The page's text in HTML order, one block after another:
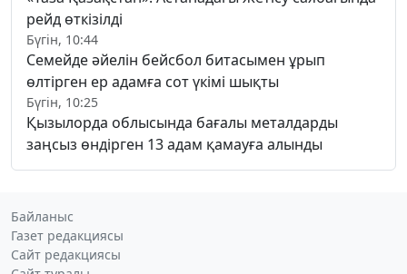
рейд өткізілді
Бүгін, 10:44
Семейде әйелін бейсбол битасымен ұрып
өлтірген ер адамға сот үкімі шықты
Бүгін, 10:25
Қызылорда облысында бағалы металдарды
заңсыз өндірген 13 адам қамауға алынды
Байланыс
Газет редакциясы
Сайт редакциясы